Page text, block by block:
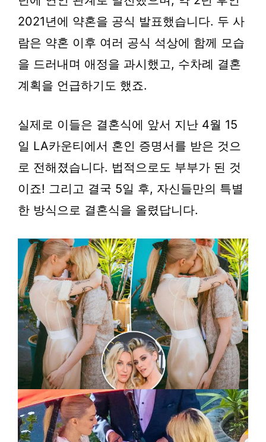
2021년에 약혼을 공식 발표했습니다. 두 사
람은 약혼 이후 여러 공식 석상에 함께 모습
을 드러내며 애정을 과시했고, 수차례 결혼
계획을 언급하기도 했죠.
실제로 이들은 결혼식에 앞서 지난 4월 15
일 LA카운티에서 혼인 증명서를 받은 것으
로 전해졌습니다. 법적으로도 부부가 된 것
이죠! 그리고 결국 5일 후, 자신들만의 특별
한 방식으로 결혼식을 올렸답니다.